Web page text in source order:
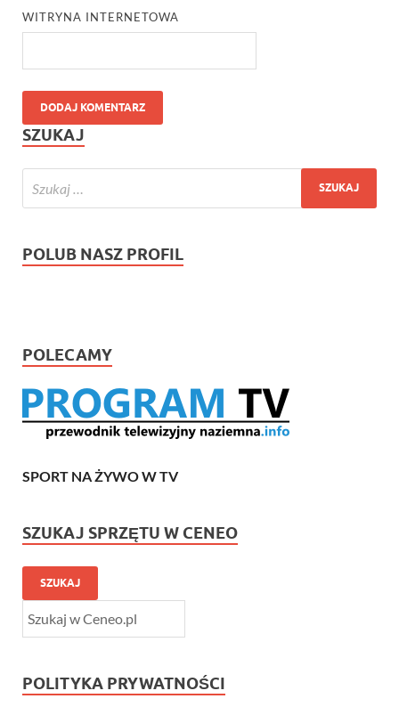
WITRYNA INTERNETOWA
SZUKAJ
POLUB NASZ PROFIL
POLECAMY
SPORT NA ŻYWO W TV
SZUKAJ SPRZĘTU W CENEO
SZUKAJ
POLITYKA PRYWATNOŚCI